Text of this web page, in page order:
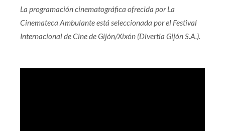
La programación cinematográfica ofrecida por La
Cinemateca Ambulante está seleccionada por el Festival
Internacional de Cine de Gijón/Xixón (Divertia Gijón S.A.).